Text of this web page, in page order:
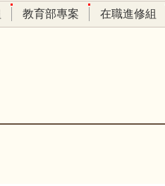
教育部專案 在職進修組